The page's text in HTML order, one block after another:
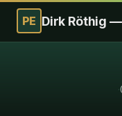
PE Dirk Röthig —
·